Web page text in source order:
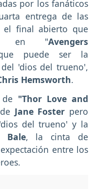
por los fanáticos
entrega de las
el final abierto que
en "Avengers
puede ser la
'dios del trueno',
Hemsworth.
"Thor Love and
Jane Foster pero
del trueno' y la
Bale, la cinta de
entre los